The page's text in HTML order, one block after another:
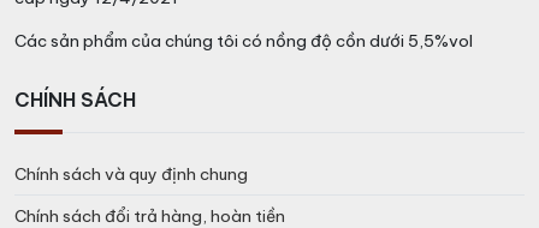
các nhà hàng là sử dụng một cây nến đặt dưới cổ chai
Làm sạch Decanter pha lê
Cho dù bạn xả bao nhiêu nước qua bình decanter nó
vẫn sẽ còn vẩn mờ màu rượu. Không bao giờ đặt giấm
Các sản phẩm của chúng tôi có nồng độ cồn dưới 5,5%vol
CHÍNH SÁCH
Chính sách và quy định chung
Chính sách đổi trả hàng, hoàn tiền